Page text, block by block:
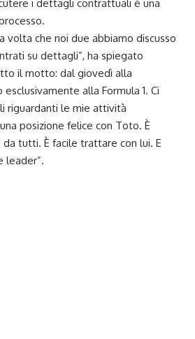
i dettagli contrattuali è una
volta che noi due abbiamo discusso
su dettagli”, ha spiegato
il motto: dal giovedì alla
alla Formula 1. Ci
riguardanti le mie attività
posizione felice con Toto. È
tutti. È facile trattare con lui. E
leader”.